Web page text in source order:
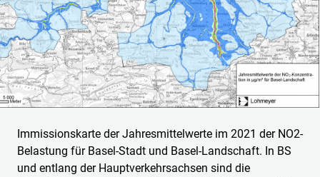
Immissionskarte der Jahresmittelwerte im 2021 der NO2-
Belastung für Basel-Stadt und Basel-Landschaft. In BS
und entlang der Hauptverkehrsachsen sind die